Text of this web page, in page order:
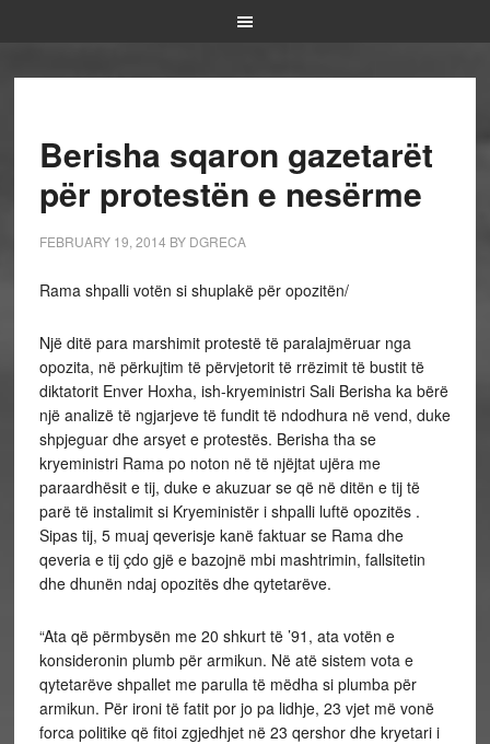
Berisha sqaron gazetarët
për protestën e nesërme
FEBRUARY 19, 2014 BY DGRECA
Rama shpalli votën si shuplakë për opozitën/
Një ditë para marshimit protestë të paralajmëruar nga
opozita, në përkujtim të përvjetorit të rrëzimit të bustit të
diktatorit Enver Hoxha, ish-kryeministri Sali Berisha ka bërë
një analizë të ngjarjeve të fundit të ndodhura në vend, duke
shpjeguar dhe arsyet e protestës. Berisha tha se
kryeministri Rama po noton në të njëjtat ujëra me
paraardhësit e tij, duke e akuzuar se që në ditën e tij të
parë të instalimit si Kryeministër i shpalli luftë opozitës .
Sipas tij, 5 muaj qeverisje kanë faktuar se Rama dhe
qeveria e tij çdo gjë e bazojnë mbi mashtrimin, fallsitetin
dhe dhunën ndaj opozitës dhe qytetarëve.
“Ata që përmbysën me 20 shkurt të ’91, ata votën e
konsideronin plumb për armikun. Në atë sistem vota e
qytetarëve shpallet me parulla të mëdha si plumba për
armikun. Për ironi të fatit por jo pa lidhje, 23 vjet më vonë
forca politike që fitoi zgjedhjet në 23 qershor dhe kryetari i